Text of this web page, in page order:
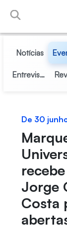
Pular para o
Notícias
Entrevistas
De 30
Jorge
Costa